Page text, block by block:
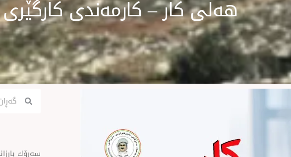
هەلی کار – کارمەندی کارگێری
Search
Search